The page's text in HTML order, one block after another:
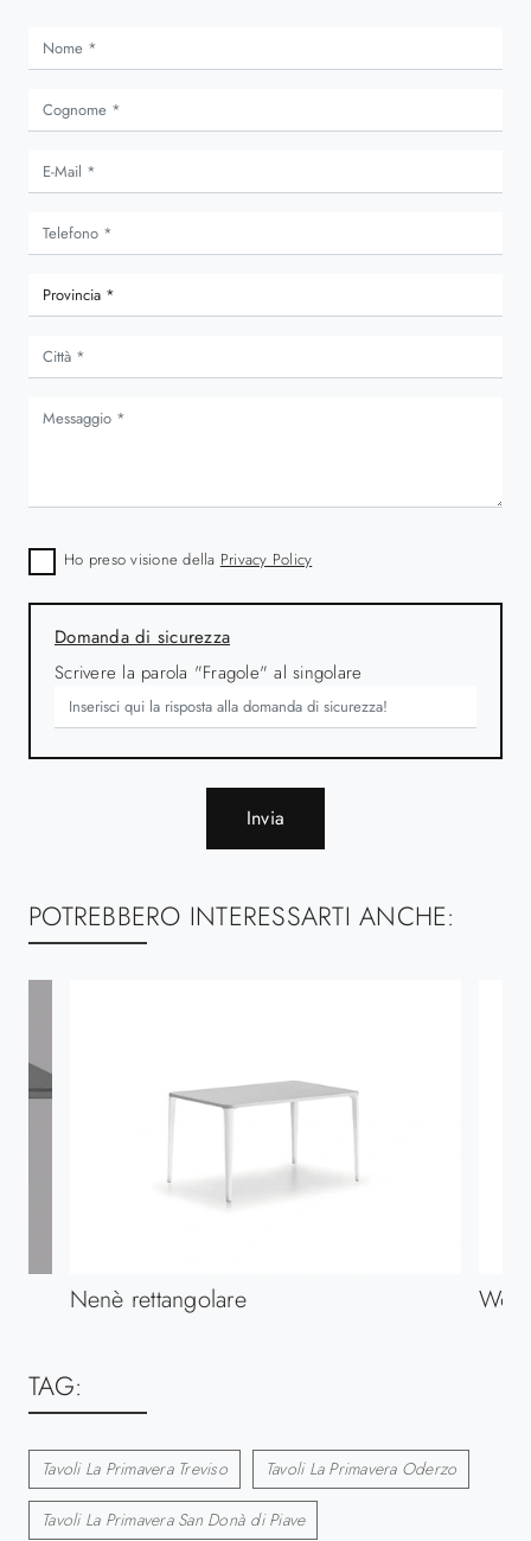
Ho preso visione della Privacy Policy
Domanda di sicurezza
Scrivere la parola "Fragole" al singolare
Invia
POTREBBERO INTERESSARTI ANCHE:
Nenè rettangolare
TAG:
Tavoli La Primavera Treviso Tavoli La Primavera Oderzo
Tavoli La Primavera San Donà di Piave